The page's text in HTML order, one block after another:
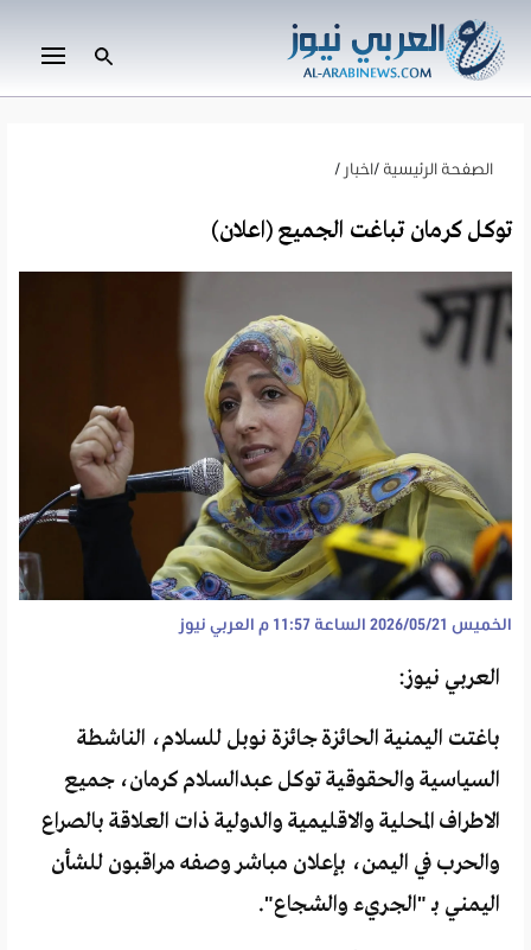
الصفحة الرئيسية /اخبار /
توكل كرمان تباغت الجميع (اعلان)
الخميس 2026/05/21 الساعة 11:57 م العربي نيوز
العربي نيوز:
باغتت اليمنية الحائزة جائزة نوبل للسلام، الناشطة
السياسية والحقوقية توكل عبدالسلام كرمان، جميع
الاطراف المحلية والاقليمية والدولية ذات العلاقة بالصراع
والحرب في اليمن، بإعلان مباشر وصفه مراقبون للشأن
اليمني بـ "الجريء والشجاع".